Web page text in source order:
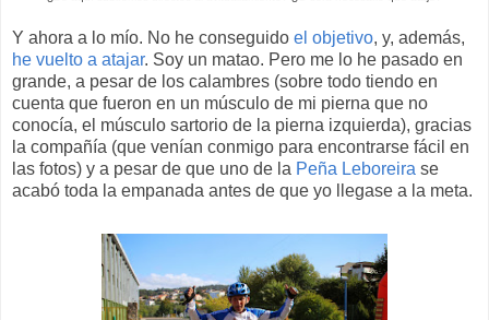
Y ahora a lo mío. No he conseguido el objetivo, y, además,
he vuelto a atajar. Soy un matao. Pero me lo he pasado en
grande, a pesar de los calambres (sobre todo tiendo en
cuenta que fueron en un músculo de mi pierna que no
conocía, el músculo sartorio de la pierna izquierda), gracias
la compañía (que venían conmigo para encontrarse fácil en
las fotos) y a pesar de que uno de la Peña Leboreira se
acabó toda la empanada antes de que yo llegase a la meta.